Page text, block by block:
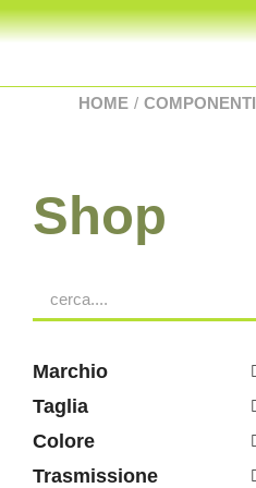
HOME / COMPONENTI
Shop
Marchio
Taglia
Colore
Trasmissione